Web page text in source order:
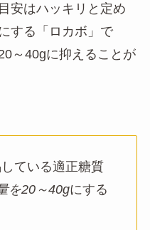
安はハッキリと定め
する「ロカボ」で
～40gに抑えることが
ている適正糖質
を20～40gにする